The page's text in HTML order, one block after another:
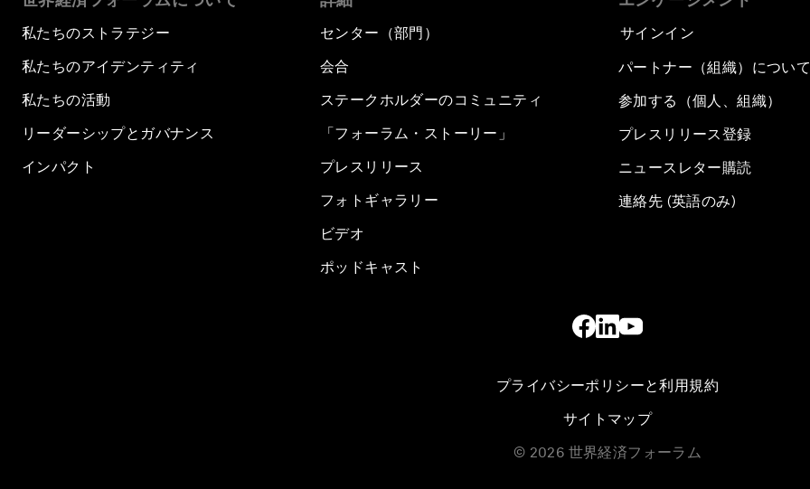
私たちのストラテジー
私たちのアイデンティティ
私たちの活動
リーダーシップとガバナンス
インパクト
センター（部門）
会合
ステークホルダーのコミュニティ
「フォーラム・ストーリー」
プレスリリース
フォトギャラリー
ビデオ
ポッドキャスト
サインイン
パートナー（組織）について
参加する（個人、組織）
プレスリリース登録
ニュースレター購読
連絡先 (英語のみ)
プライバシーポリシーと利用規約
サイトマップ
© 2026 世界経済フォーラム